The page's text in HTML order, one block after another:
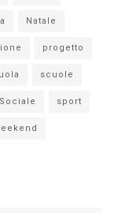
Natale
progetto
scuole
Sociale sport